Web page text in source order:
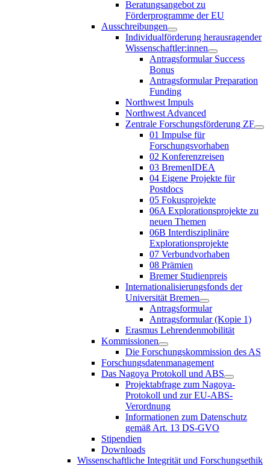
Beratungsangebot zu
Förderprogramme der EU
Ausschreibungen
Individualförderung herausragender
Wissenschaftler:innen
Antragsformular Success
Bonus
Antragsformular Preparation
Funding
Northwest Impuls
Northwest Advanced
Zentrale Forschungsförderung ZF
01 Impulse für
Forschungsvorhaben
02 Konferenzreisen
03 BremenIDEA
04 Eigene Projekte für
Postdocs
05 Fokusprojekte
06A Explorationsprojekte zu
neuen Themen
06B Interdisziplinäre
Explorationsprojekte
07 Verbundvorhaben
08 Prämien
Bremer Studienpreis
Internationalisierungsfonds der
Universität Bremen
Antragsformular
Antragsformular (Kopie 1)
Erasmus Lehrendenmobilität
Kommissionen
Die Forschungskommission des AS
Forschungsdatenmanagement
Das Nagoya Protokoll und ABS
Projektabfrage zum Nagoya-
Protokoll und zur EU-ABS-
Verordnung
Informationen zum Datenschutz
gemäß Art. 13 DS-GVO
Stipendien
Downloads
Wissenschaftliche Integrität und Forschungsethik